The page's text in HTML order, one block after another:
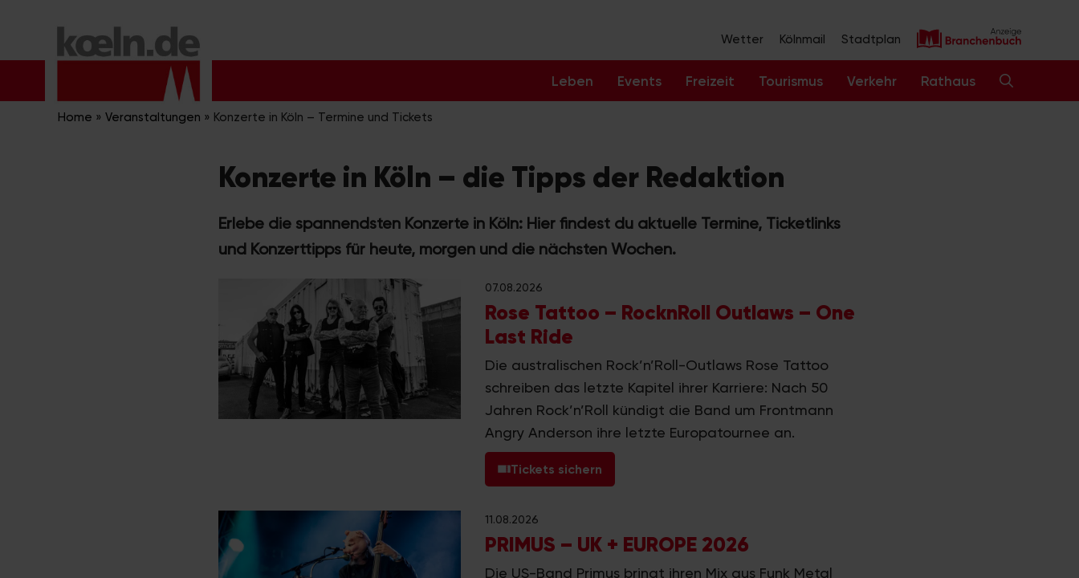
Inhalt
Wetter Kölnmail Stadtplan
Leben Events Freizeit Tourismus Verkehr Rathaus
Home » Veranstaltungen » Konzerte in Köln – Termine und Tickets
Konzerte in Köln – die Tipps der Redaktion
Erlebe die spannendsten Konzerte in Köln: Hier findest du aktuelle Termine, Ticketlinks
und Konzerttipps für heute, morgen und die nächsten Wochen.
07.08.2026
Rose Tattoo – RocknRoll Outlaws – One
Last Ride
Die australischen Rock’n’Roll-Outlaws Rose Tattoo
schreiben das letzte Kapitel ihrer Karriere: Nach 50
Jahren Rock’n’Roll kündigt die Band um Frontmann
Angry Anderson ihre letzte Europatournee an.
Tickets sichern
11.08.2026
PRIMUS – UK + EUROPE 2026
Die US-Band Primus bringt ihren Mix aus Funk Metal